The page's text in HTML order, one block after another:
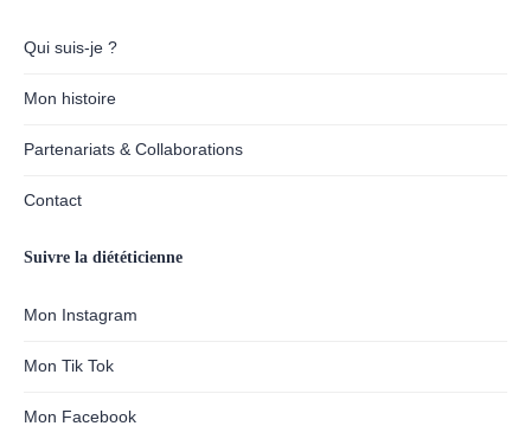
Qui suis-je ?
Mon histoire
Partenariats & Collaborations
Contact
Suivre la diététicienne
Mon Instagram
Mon Tik Tok
Mon Facebook